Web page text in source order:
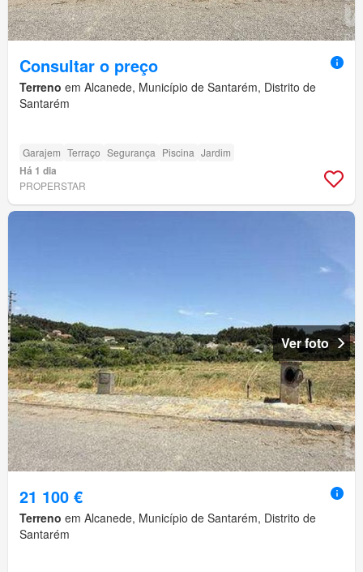
Consultar o preço
Terreno em Alcanede, Município de Santarém, Distrito de
Santarém
Garajem Terraço Segurança Piscina Jardim
Há 1 dia
PROPERSTAR
Ver foto
21 100 €
Terreno em Alcanede, Município de Santarém, Distrito de
Santarém